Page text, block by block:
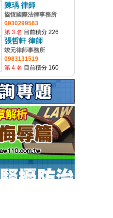
陳瑀 律師
協恆國際法律事務所
0930299563
第 3 名 目前積分 226
張哲軒 律師
竣元律師事務所
0983131519
第 4 名 目前積分 160